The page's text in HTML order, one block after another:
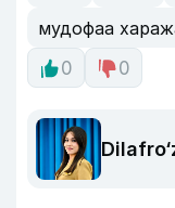
мудофаа
0
0